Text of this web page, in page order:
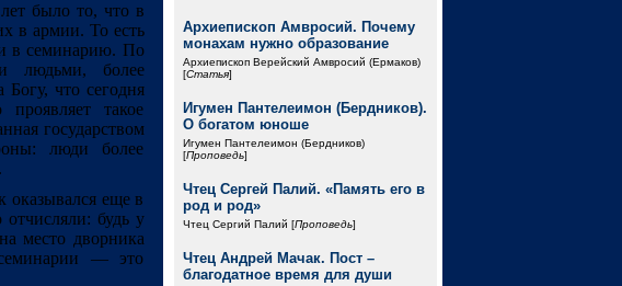
было то, что в
в армии. То есть
в семинарию. По
людьми, более
что сегодня
такое
государством
люди более
еще в
будь у
место дворника
― это
Архиепископ Амвросий. Почему
монахам нужно образование
Архиепископ Верейский Амвросий (Ермаков)
[Статья]
Игумен Пантелеимон (Бердников).
О богатом юноше
Игумен Пантелеимон (Бердников)
[Проповедь]
Чтец Сергей Палий. «Память его в
род и род»
Чтец Сергий Палий [Проповедь]
Чтец Андрей Мачак. Пост –
благодатное время для души